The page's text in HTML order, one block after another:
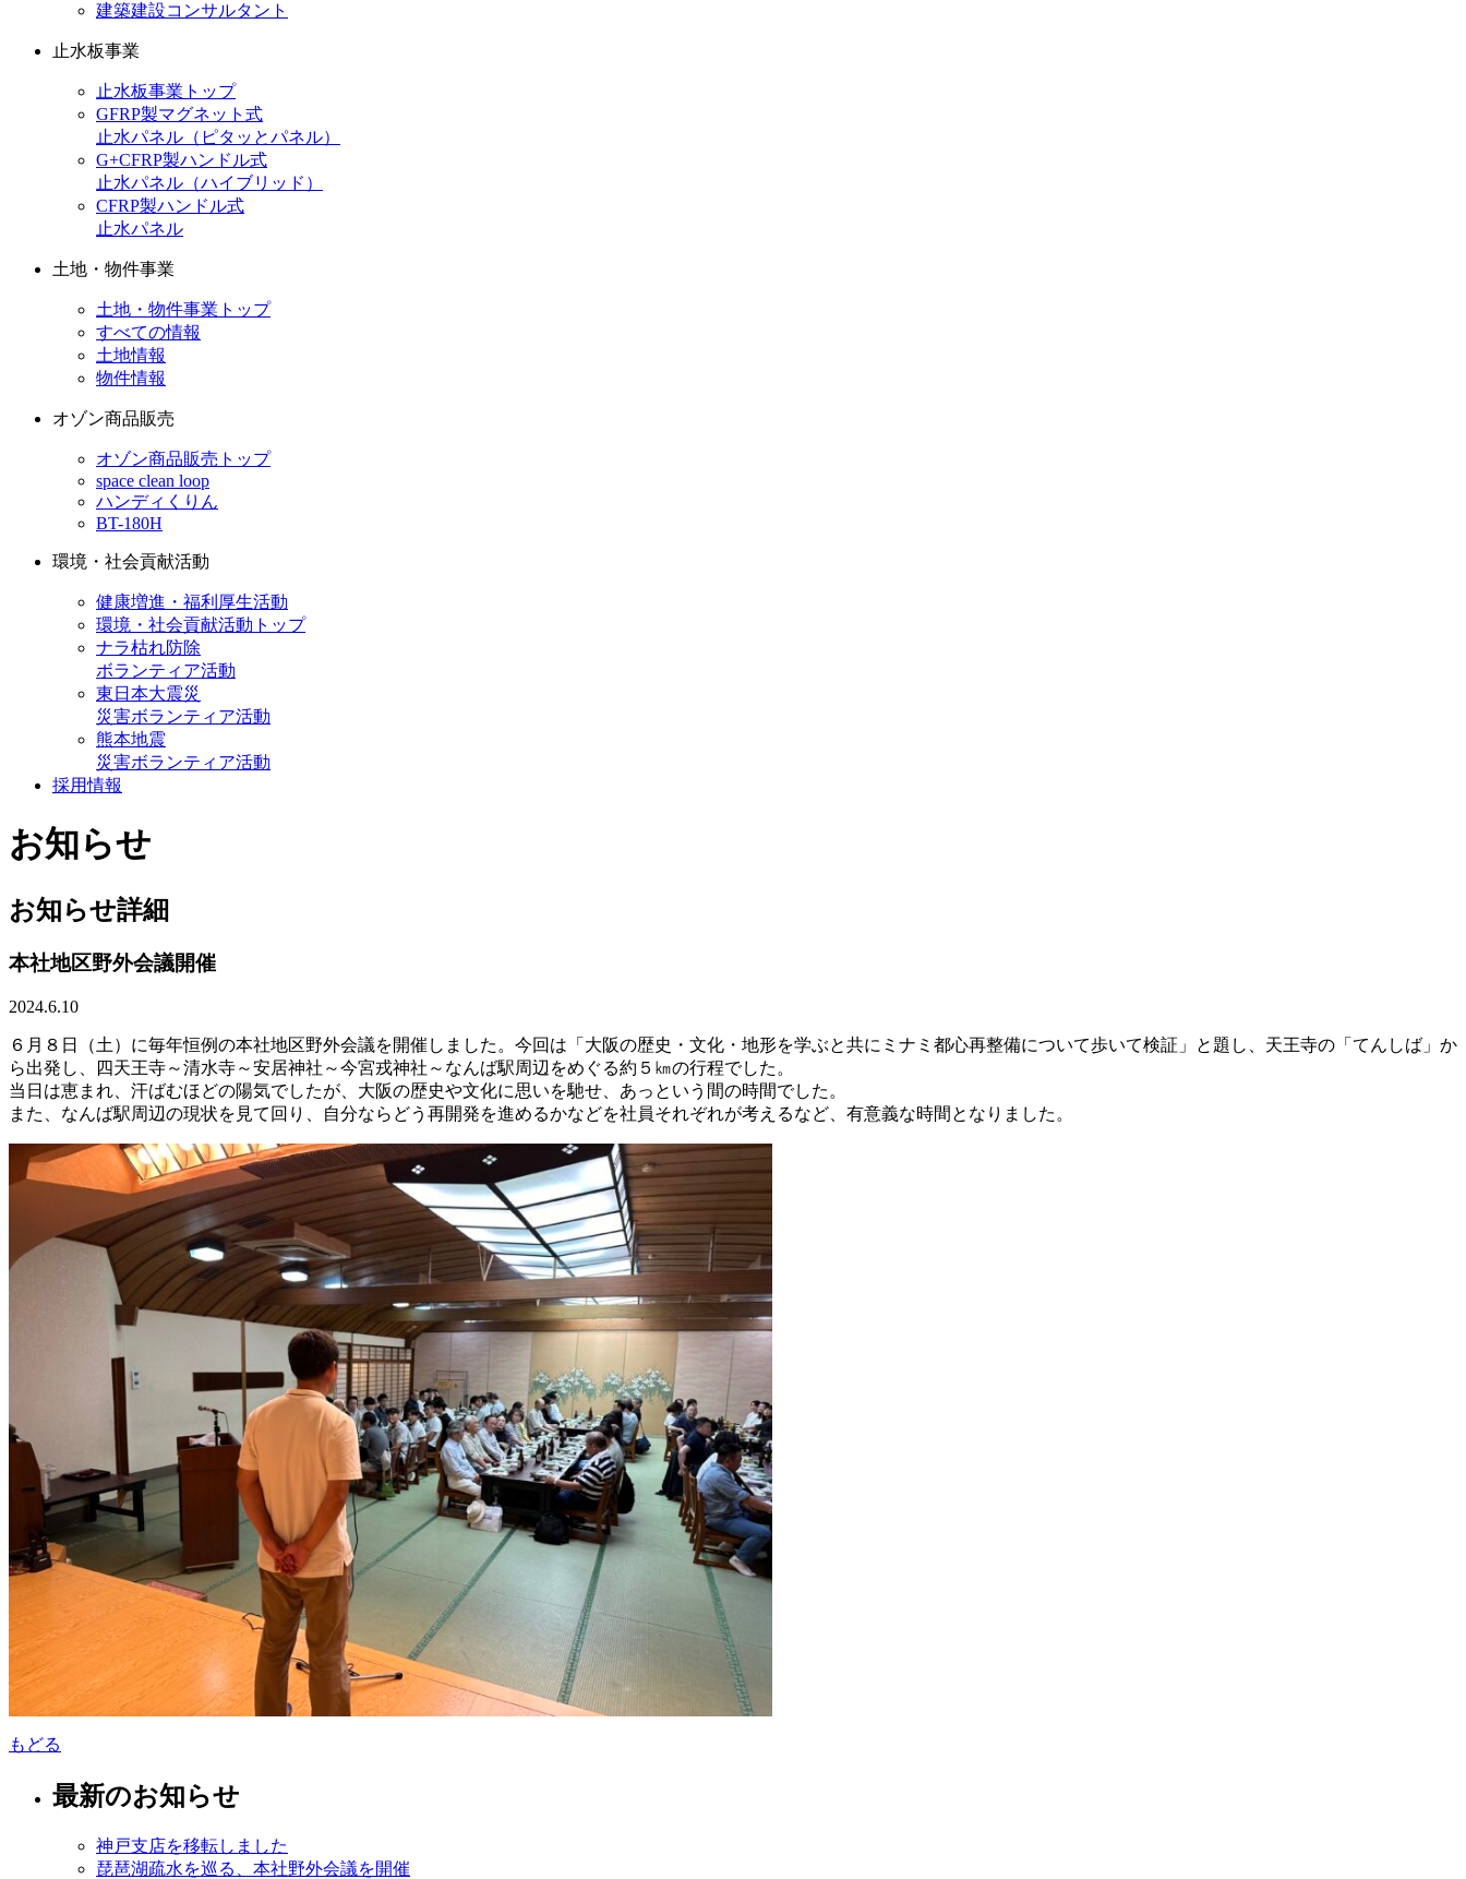
建築建設コンサルタント
止水板事業
止水板事業トップ
GFRP製マグネット式
止水パネル（ピタッとパネル）
G+CFRP製ハンドル式
止水パネル（ハイブリッド）
CFRP製ハンドル式
止水パネル
土地・物件事業
土地・物件事業トップ
すべての情報
土地情報
物件情報
オゾン商品販売
オゾン商品販売トップ
space clean loop
ハンディくりん
BT-180H
環境・社会貢献活動
健康増進・福利厚生活動
環境・社会貢献活動トップ
ナラ枯れ防除
ボランティア活動
東日本大震災
災害ボランティア活動
熊本地震
災害ボランティア活動
採用情報
お知らせ
お知らせ詳細
本社地区野外会議開催
2024.6.10
６月８日（土）に毎年恒例の本社地区野外会議を開催しました。今回は「大阪の歴史・文化・地形を学ぶと共にミナミ都心再整備について歩いて検証」と題し、天王寺の「てんしば」か
ら出発し、四天王寺～清水寺～安居神社～今宮戎神社～なんば駅周辺をめぐる約５㎞の行程でした。
当日は恵まれ、汗ばむほどの陽気でしたが、大阪の歴史や文化に思いを馳せ、あっという間の時間でした。
また、なんば駅周辺の現状を見て回り、自分ならどう再開発を進めるかなどを社員それぞれが考えるなど、有意義な時間となりました。
もどる
最新のお知らせ
神戸支店を移転しました
琵琶湖疏水を巡る、本社野外会議を開催